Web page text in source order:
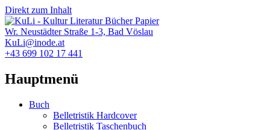
Direkt zum Inhalt
Wr. Neustädter Straße 1-3, Bad Vöslau
KuLi@inode.at
+43 699 102 17 441
Hauptmenü
Buch
Belletristik Hardcover
Belletristik Taschenbuch